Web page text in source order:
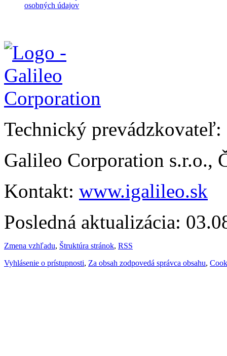
osobných údajov
Technický prevádzkovateľ:
Galileo Corporation s.r.o.,
Kontakt: www.igalileo.sk
Posledná aktualizácia:
Zmena vzhľadu, Štruktúra stránok, RSS
Vyhlásenie o prístupnosti, Za obsah zodpovedá správca obsahu,